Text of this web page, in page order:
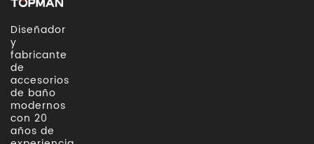
Diseñador
y
fabricante
de
accesorios
de baño
modernos
con 20
años de